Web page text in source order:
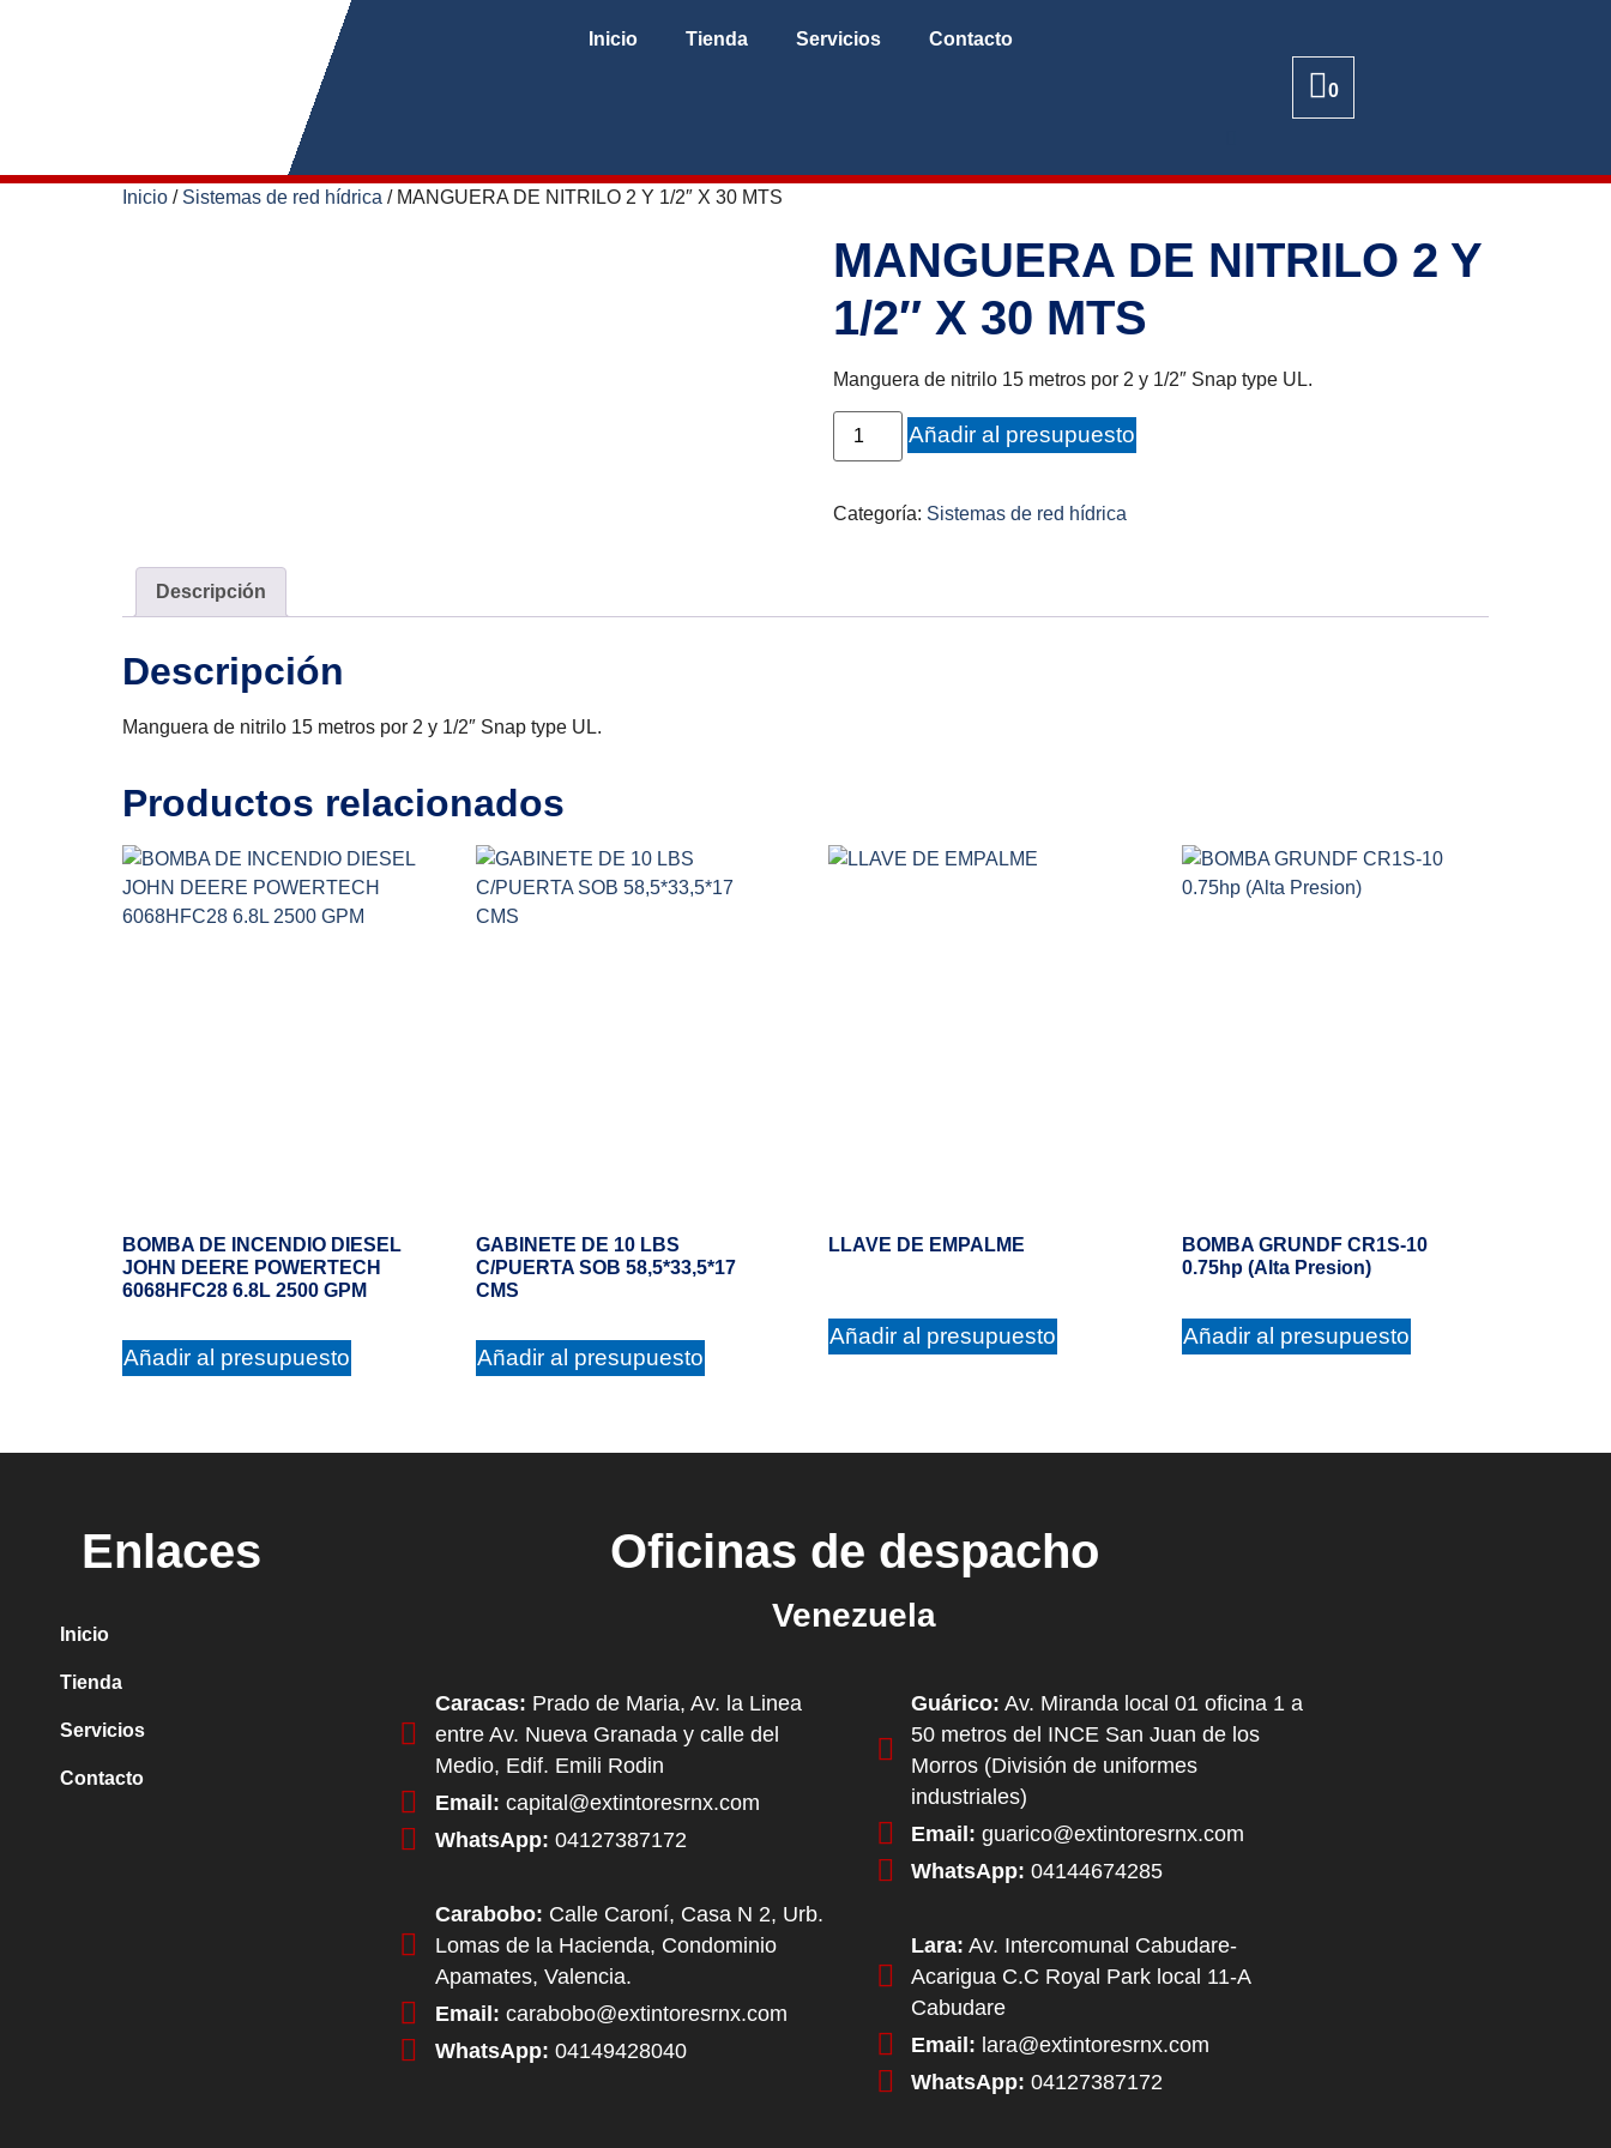
Inicio Tienda Servicios Contacto
0
Inicio / Sistemas de red hídrica / MANGUERA DE NITRILO 2 Y 1/2″ X 30 MTS
MANGUERA DE NITRILO 2 Y
1/2″ X 30 MTS
Manguera de nitrilo 15 metros por 2 y 1/2″ Snap type UL.
Añadir al presupuesto
Categoría: Sistemas de red hídrica
Descripción
Descripción
Manguera de nitrilo 15 metros por 2 y 1/2″ Snap type UL.
Productos relacionados
BOMBA DE INCENDIO DIESEL
JOHN DEERE POWERTECH
6068HFC28 6.8L 2500 GPM
Añadir al presupuesto
GABINETE DE 10 LBS
C/PUERTA SOB 58,5*33,5*17
CMS
Añadir al presupuesto
LLAVE DE EMPALME
Añadir al presupuesto
BOMBA GRUNDF CR1S-10
0.75hp (Alta Presion)
Añadir al presupuesto
Enlaces
Inicio
Tienda
Servicios
Contacto
Oficinas de despacho
Venezuela
Caracas: Prado de Maria, Av. la Linea
entre Av. Nueva Granada y calle del
Medio, Edif. Emili Rodin
Email: capital@extintoresrnx.com
WhatsApp: 04127387172
Carabobo: Calle Caroní, Casa N 2, Urb.
Lomas de la Hacienda, Condominio
Apamates, Valencia.
Email: carabobo@extintoresrnx.com
WhatsApp: 04149428040
Guárico: Av. Miranda local 01 oficina 1 a
50 metros del INCE San Juan de los
Morros (División de uniformes
industriales)
Email: guarico@extintoresrnx.com
WhatsApp: 04144674285
Lara: Av. Intercomunal Cabudare-
Acarigua C.C Royal Park local 11-A
Cabudare
Email: lara@extintoresrnx.com
WhatsApp: 04127387172